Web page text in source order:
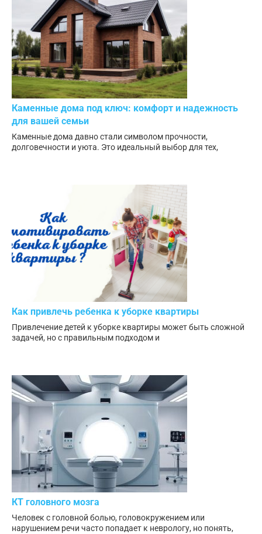
Каменные дома под ключ: комфорт и надежность
для вашей семьи
Каменные дома давно стали символом прочности,
долговечности и уюта. Это идеальный выбор для тех,
Как привлечь ребенка к уборке квартиры
Привлечение детей к уборке квартиры может быть сложной
задачей, но с правильным подходом и
КТ головного мозга
Человек с головной болью, головокружением или
нарушением речи часто попадает к неврологу, но понять,